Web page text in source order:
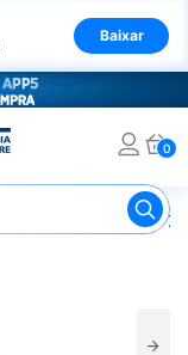
Baixar
0
Ração para Cachorro